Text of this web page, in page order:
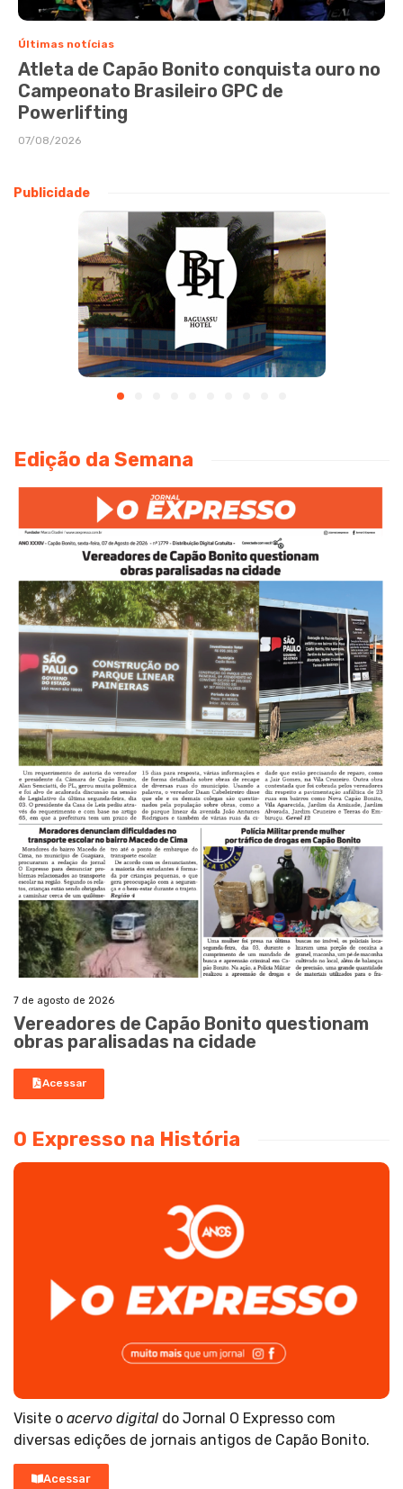
Últimas notícias
Atleta de Capão Bonito conquista ouro no
Campeonato Brasileiro GPC de
Powerlifting
07/08/2026
Publicidade
Edição da Semana
7 de agosto de 2026
Vereadores de Capão Bonito questionam
obras paralisadas na cidade
Acessar
O Expresso na História
Visite o acervo digital do Jornal O Expresso com
diversas edições de jornais antigos de Capão Bonito.
Acessar